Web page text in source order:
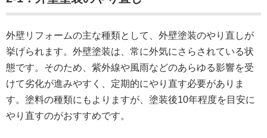
外壁リフォームの主な種類として、外壁塗装のやり直しが
挙げられます。外壁塗装は、常に外気にさらされている状
態です。そのため、紫外線や風雨などのあらゆる影響を受
けて劣化が進みやすく、定期的にやり直す必要がありま
す。塗料の種類にもよりますが、塗装後10年程度を目安に
やり直すのがおすすめです。